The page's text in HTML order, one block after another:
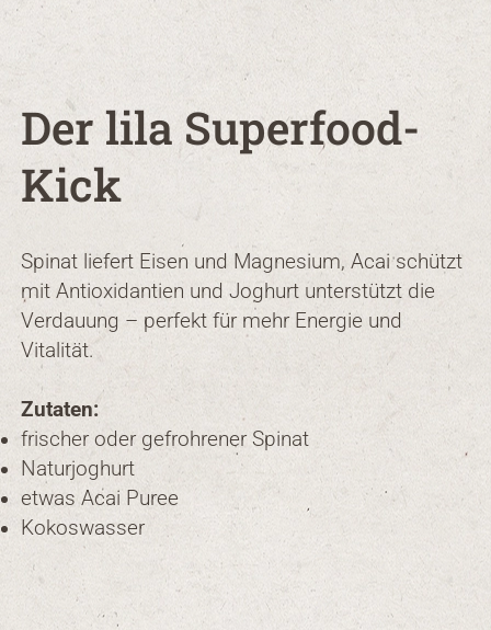
Der lila Superfood-
Kick
Spinat liefert Eisen und Magnesium, Acai schützt
mit Antioxidantien und Joghurt unterstützt die
Verdauung – perfekt für mehr Energie und
Vitalität.
Zutaten:
frischer oder gefrohrener Spinat
Naturjoghurt
etwas Acai Puree
Kokoswasser